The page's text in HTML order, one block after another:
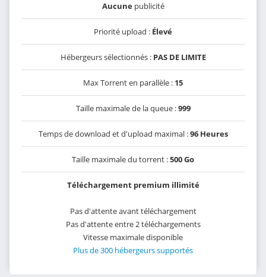
Aucunepublicité
Priorité upload : Élevé
Hébergeurs sélectionnés : PAS DE LIMITE
Max Torrent en parallèle : 15
Taille maximale de la queue :999
Temps de download et d'upload maximal :96 Heures
Taille maximale du torrent :500 Go
Téléchargement premium illimité
Pas d'attente avant téléchargement
Pas d'attente entre 2 téléchargements
Vitesse maximale disponible
Plus de 300 hébergeurs supportés